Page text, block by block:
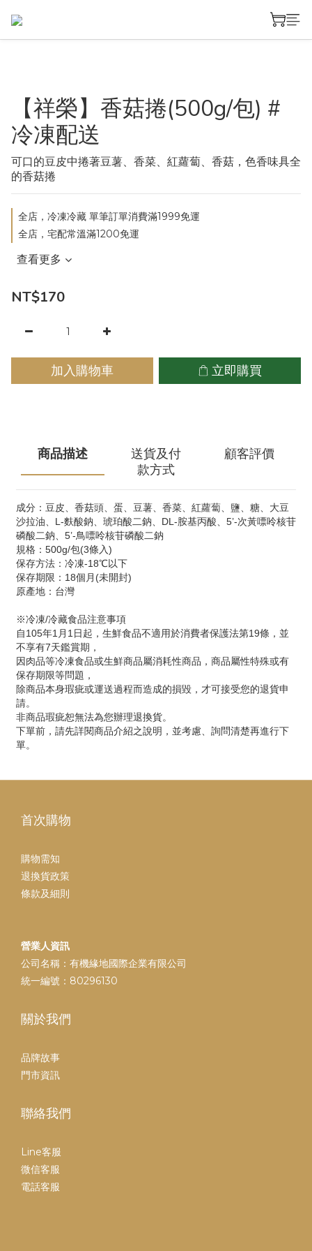
【祥榮】香菇捲(500g/包) #
冷凍配送
可口的豆皮中捲著豆薯、香菜、紅蘿蔔、香菇，色香味具全
的香菇捲
全店，冷凍冷藏 單筆訂單消費滿1999免運
全店，宅配常溫滿1200免運
查看更多
NT$170
加入購物車 立即購買
商品描述
送貨及付
款方式
顧客評價
成分： 豆皮、香菇頭、蛋、豆薯、香菜、紅蘿蔔、鹽、糖、大豆
沙拉油、L-麩酸鈉、琥珀酸二鈉、DL-胺基丙酸、5’-次黃嘌呤核苷
磷酸二鈉、5’-鳥嘌呤核苷磷酸二鈉
規格：500g/包(3條入)
保存方法：冷凍-18℃以下
保存期限：18個月(未開封)
原產地：台灣
※冷凍/冷藏食品注意事項
自105年1月1日起，生鮮食品不適用於消費者保護法第19條，並
不享有7天鑑賞期，
因肉品等冷凍食品或生鮮商品屬消耗性商品，商品屬性特殊或有
保存期限等問題，
除商品本身瑕疵或運送過程而造成的損毀，才可接受您的退貨申
請。
非商品瑕疵恕無法為您辦理退換貨。
下單前，請先詳閱商品介紹之說明，並考慮、詢問清楚再進行下
單。
首次購物
購物需知
退換貨政策
條款及細則
營業人資訊
公司名稱：有機緣地國際企業有限公司
統一編號：80296130
關於我們
品牌故事
門市資訊
聯絡我們
Line客服
微信客服
電話客服